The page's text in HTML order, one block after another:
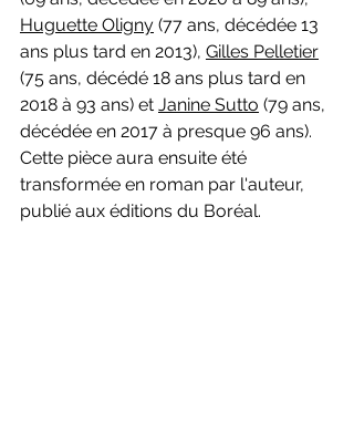
Huguette Oligny (77 ans, décédée 13
ans plus tard en 2013), Gilles Pelletier
(75 ans, décédé 18 ans plus tard en
2018 à 93 ans) et Janine Sutto (79 ans,
décédée en 2017 à presque 96 ans).
Cette pièce aura ensuite été
transformée en roman par l'auteur,
publié aux éditions du Boréal.